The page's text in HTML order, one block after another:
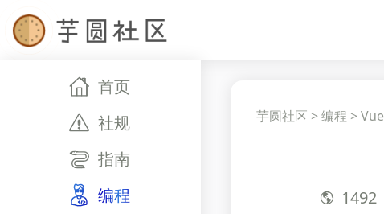
首页
社规
指南
编程
芋圆社区 >编程 >Vue
1492